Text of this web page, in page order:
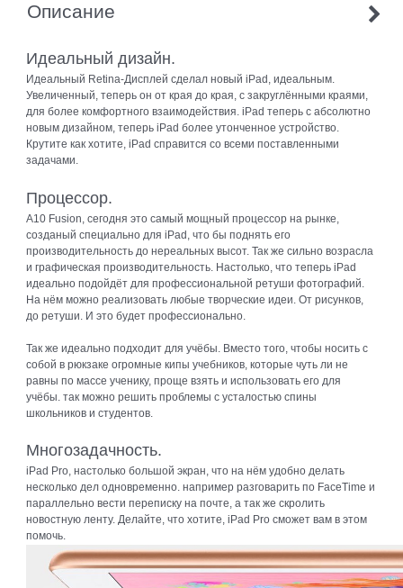
Описание
Идеальный дизайн.
Идеальный Retina-Дисплей сделал новый iPad, идеальным.
Увеличенный, теперь он от края до края, с закруглёнными краями,
для более комфортного взаимодействия. iPad теперь с абсолютно
новым дизайном, теперь iPad более утонченное устройство.
Крутите как хотите, iPad справится со всеми поставленными
задачами.
Процессор.
A10 Fusion, сегодня это самый мощный процессор на рынке,
созданый специально для iPad, что бы поднять его
производительность до нереальных высот. Так же сильно возрасла
и графическая производительность. Настолько, что теперь iPad
идеально подойдёт для профессиональной ретуши фотографий.
На нём можно реализовать любые творческие идеи. От рисунков,
до ретуши. И это будет профессионально.
Так же идеально подходит для учёбы. Вместо того, чтобы носить с
собой в рюкзаке огромные кипы учебников, которые чуть ли не
равны по массе ученику, проще взять и использовать его для
учёбы. так можно решить проблемы с усталостью спины
школьников и студентов.
Многозадачность.
iPad Pro, настолько большой экран, что на нём удобно делать
несколько дел одновременно. например разговарить по FaceTime и
параллельно вести переписку на почте, а так же скролить
новостную ленту. Делайте, что хотите, iPad Pro сможет вам в этом
помочь.